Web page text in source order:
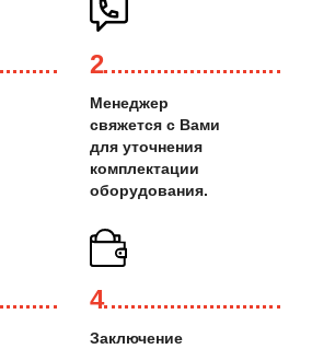
2
Менеджер
свяжется с Вами
для уточнения
комплектации
оборудования.
4
Заключение